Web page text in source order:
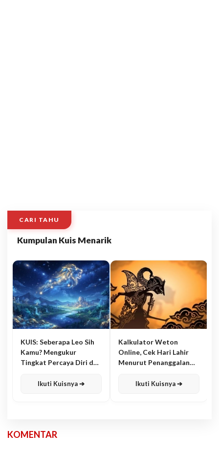
CARI TAHU
Kumpulan Kuis Menarik
KUIS: Seberapa Leo Sih
Kamu? Mengukur
Tingkat Percaya Diri dan
Ikuti Kuisnya ➔
Kalkulator Weton
Online, Cek Hari Lahir
Menurut Penanggalan
Ikuti Kuisnya ➔
KOMENTAR